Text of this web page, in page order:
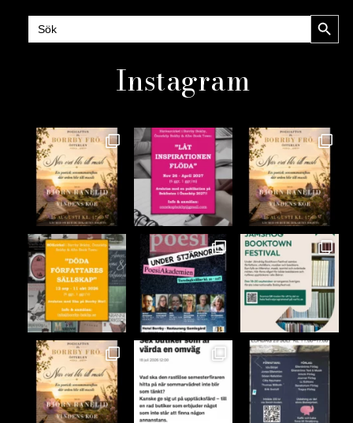
Sök
efter:
Instagram